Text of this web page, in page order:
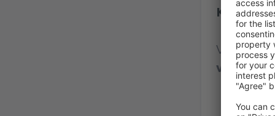
Kuopio